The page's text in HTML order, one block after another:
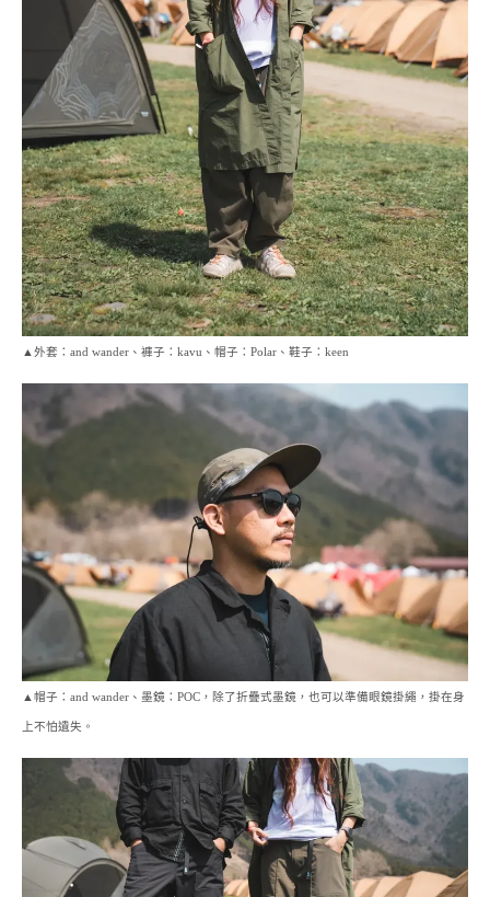
▲外套：and wander、褲子：kavu、帽子：Polar、鞋子：keen
▲帽子：and wander、墨鏡：POC，除了折疊式墨鏡，也可以準備眼鏡掛繩，掛在身
上不怕遺失。